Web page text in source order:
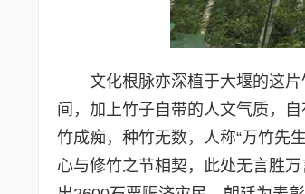
文化根脉亦深植于大堰的这
间，加上竹子自带的人文气质，
竹成痴，种竹无数，人称“万竹先
心与修竹之节相契，此处无言胜